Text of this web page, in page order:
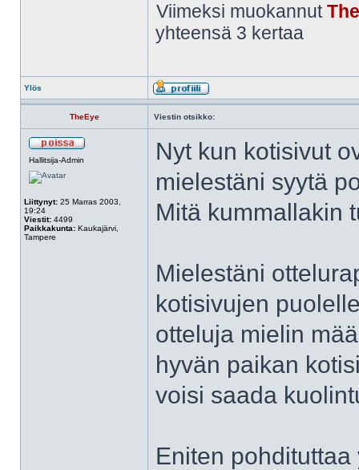
Viimeksi muokannut
yhteensä 3 kertaa
Ylös
TheEye Viestin otsikko:
Hallitsija-Admin
Liittynyt: 25 Marras 2003,
19:24
Viestit: 4499
Paikkakunta: Kaukajärvi,
Tampere
Nyt kun kotisivut
mielestäni syytä
Mitä kummallakin
Mielestäni
kotisivujen
otteluja mielin
hyvän paikan
voisi saada
Eniten